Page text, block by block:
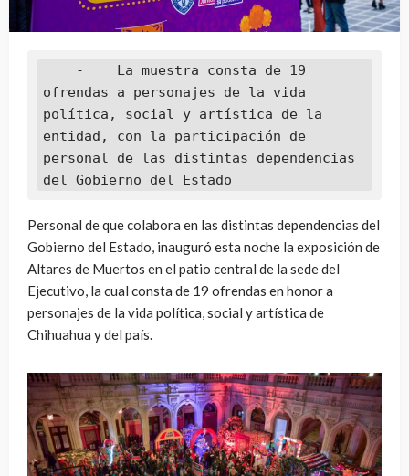
ofrendas a personajes de la vida
política, social y artística de la
entidad, con la participación de
personal de las distintas dependencias
del Gobierno del Estado
Personal de que colabora en las distintas dependencias del
Gobierno del Estado, inauguró esta noche la exposición de
Altares de Muertos en el patio central de la sede del
Ejecutivo, la cual consta de 19 ofrendas en honor a
personajes de la vida política, social y artística de
Chihuahua y del país.